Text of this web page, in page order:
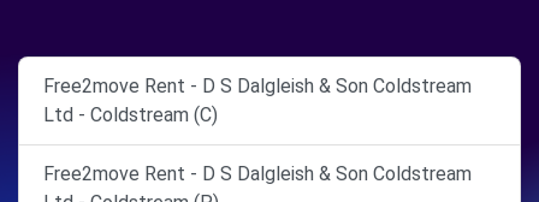
Free2move Rent - D S Dalgleish & Son Coldstream
Ltd - Coldstream (C)
Free2move Rent - D S Dalgleish & Son Coldstream